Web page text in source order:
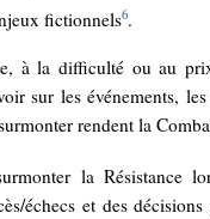
fictionnels6.
à la difficulté ou au
sur les événements,
rendent la
la Résistance
échecs et des